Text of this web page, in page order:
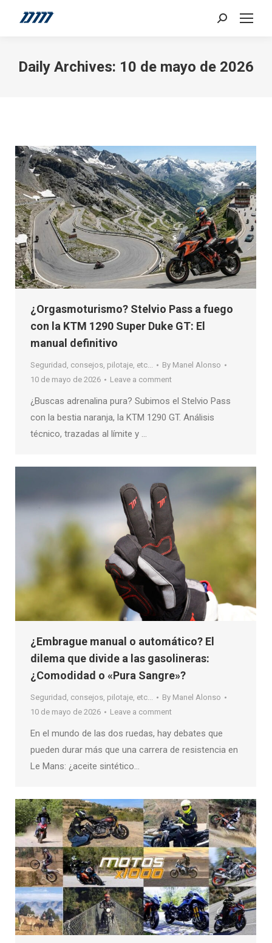
Search:
Daily Archives: 10 de mayo de 2026
¿Orgasmoturismo? Stelvio Pass a fuego
con la KTM 1290 Super Duke GT: El
manual definitivo
Seguridad, consejos, pilotaje, etc... By Manel Alonso
10 de mayo de 2026
Leave a comment
¿Buscas adrenalina pura? Subimos el Stelvio Pass
con la bestia naranja, la KTM 1290 GT. Análisis
técnico, trazadas al límite y …
¿Embrague manual o automático? El
dilema que divide a las gasolineras:
¿Comodidad o «Pura Sangre»?
Seguridad, consejos, pilotaje, etc... By Manel Alonso
10 de mayo de 2026
Leave a comment
En el mundo de las dos ruedas, hay debates que
pueden durar más que una carrera de resistencia en
Le Mans: ¿aceite sintético…